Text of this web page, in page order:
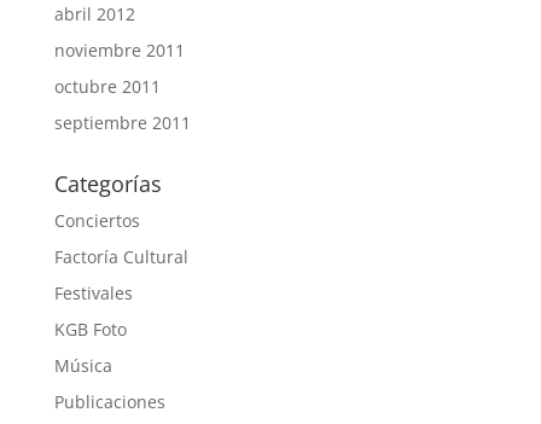
abril 2012
noviembre 2011
octubre 2011
septiembre 2011
Categorías
Conciertos
Factoría Cultural
Festivales
KGB Foto
Música
Publicaciones